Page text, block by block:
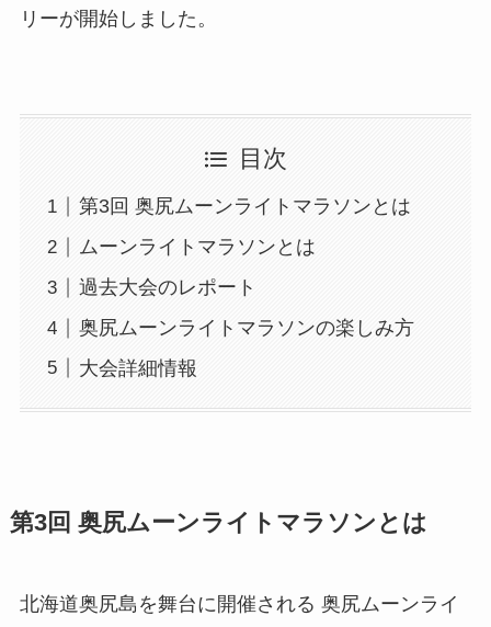
リーが開始しました。
目次
第3回 奥尻ムーンライトマラソンとは
ムーンライトマラソンとは
過去大会のレポート
奥尻ムーンライトマラソンの楽しみ方
大会詳細情報
第3回 奥尻ムーンライトマラソンとは
北海道奥尻島を舞台に開催される 奥尻ムーンライ